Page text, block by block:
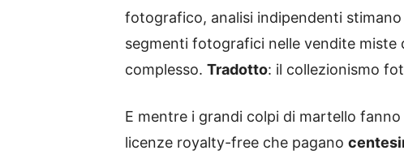
fotografico, analisi indipendenti
segmenti fotografici nelle vendite miste
complesso. Tradotto: il collezionismo
E mentre i grandi colpi di martello
licenze royalty-free che pagano